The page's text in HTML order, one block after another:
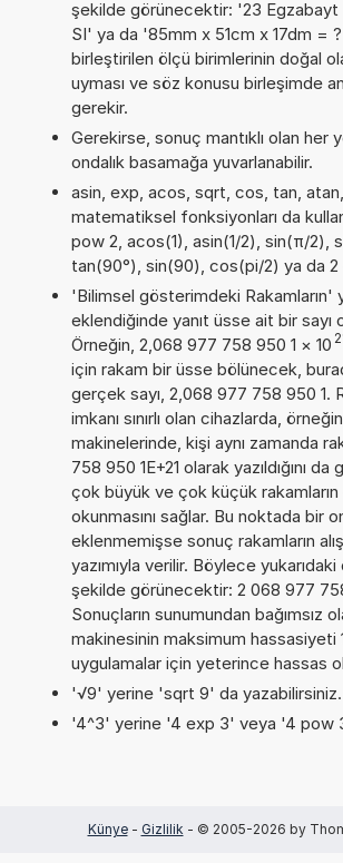
şekilde görünecektir: '23 Egzabayt
SI' ya da '85mm x 51cm x 17dm =
birleştirilen ölçü birimlerinin doğal
uyması ve söz konusu birleşimde
gerekir.
Gerekirse, sonuç mantıklı olan her
ondalık basamağa yuvarlanabilir.
asin, exp, acos, sqrt, cos, tan,
matematiksel fonksiyonları da
pow 2, acos(1), asin(1/2), sin(π/2),
tan(90°), sin(90), cos(pi/2) ya da 2
'Bilimsel gösterimdeki Rakamların'
eklendiğinde yanıt üsse ait bir sayı
Örneğin, 2,068 977 758 950 1 × 10
için rakam bir üsse bölünecek,
gerçek sayı, 2,068 977 758 950 1.
imkanı sınırlı olan cihazlarda,
makinelerinde, kişi aynı zamanda
758 950 1E+21 olarak yazıldığını da
çok büyük ve çok küçük rakamların
okunmasını sağlar. Bu noktada bir
eklenmemişse sonuç rakamların
yazımıyla verilir. Böylece
şekilde görünecektir: 2 068 977
Sonuçların sunumundan bağımsız
makinesinin maksimum hassasiyeti
uygulamalar için yeterince hassas
'√9' yerine 'sqrt 9' da yazabilirsiniz.
'4^3' yerine '4 exp 3' veya '4 pow
Künye- Gizlilik - © 2005-2026 by